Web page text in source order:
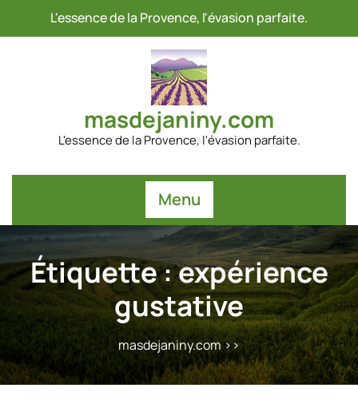
L'essence de la Provence, l'évasion parfaite.
masdejaniny.com
L'essence de la Provence, l'évasion parfaite.
Menu
Étiquette :expérience
gustative
masdejaniny.com>>